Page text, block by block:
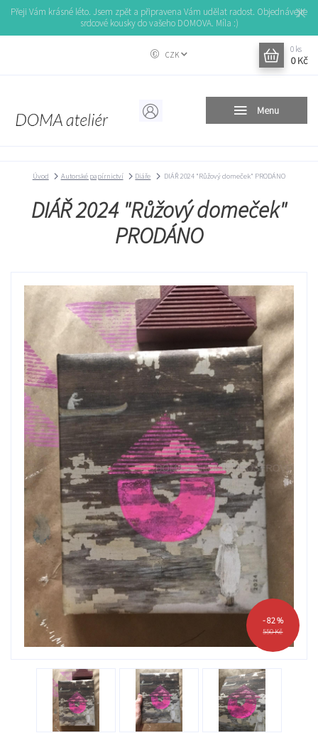
Přeji Vám krásné léto. Jsem zpět a připravena Vám udělat radost. Objednávejte
srdcové kousky do vašeho DOMOVA. Míla :)
Menu
CZK
0 ks
0 Kč
Úvod Autorské papírnictví Diáře DIÁŘ 2024 "Růžový domeček" PRODÁNO
DIÁŘ 2024 "Růžový domeček"
PRODÁNO
550 Kč
- 82 %